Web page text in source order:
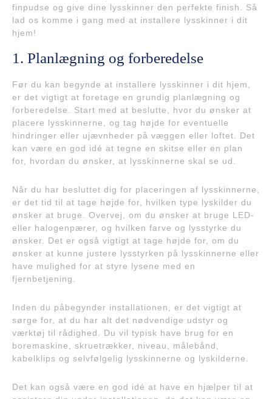
finpudse og give dine lysskinner den perfekte finish. Så
lad os komme i gang med at installere lysskinner i dit
hjem!
1. Planlægning og forberedelse
Før du kan begynde at installere lysskinner i dit hjem,
er det vigtigt at foretage en grundig planlægning og
forberedelse. Start med at beslutte, hvor du ønsker at
placere lysskinnerne, og tag højde for eventuelle
hindringer eller ujævnheder på væggen eller loftet. Det
kan være en god idé at tegne en skitse eller en plan
for, hvordan du ønsker, at lysskinnerne skal se ud.
Når du har besluttet dig for placeringen af lysskinnerne,
er det tid til at tage højde for, hvilken type lyskilder du
ønsker at bruge. Overvej, om du ønsker at bruge LED-
eller halogenpærer, og hvilken farve og lysstyrke du
ønsker. Det er også vigtigt at tage højde for, om du
ønsker at kunne justere lysstyrken på lysskinnerne eller
have mulighed for at styre lysene med en
fjernbetjening.
Inden du påbegynder installationen, er det vigtigt at
sørge for, at du har alt det nødvendige udstyr og
værktøj til rådighed. Du vil typisk have brug for en
boremaskine, skruetrækker, niveau, målebånd,
kabelklips og selvfølgelig lysskinnerne og lyskilderne.
Det kan også være en god idé at have en hjælper til at